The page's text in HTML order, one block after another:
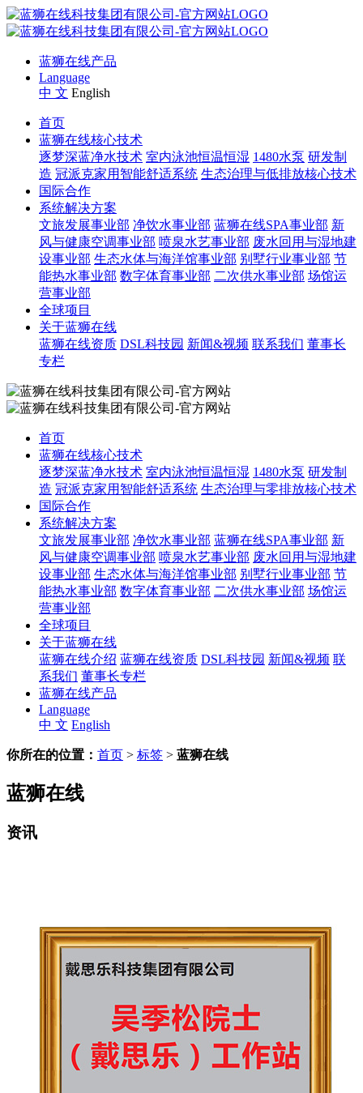
蓝狮在线产品
Language
中 文 English
首页
蓝狮在线核心技术
逐梦深蓝净水技术 室内泳池恒温恒湿 1480水泵 研发制
造 冠派克家用智能舒适系统 生态治理与低排放核心技术
国际合作
系统解决方案
文旅发展事业部 净饮水事业部 蓝狮在线SPA事业部 新
风与健康空调事业部 喷泉水艺事业部 废水回用与湿地建
设事业部 生态水体与海洋馆事业部 别墅行业事业部 节
能热水事业部 数字体育事业部 二次供水事业部 场馆运
营事业部
全球项目
关于蓝狮在线
蓝狮在线资质 DSL科技园 新闻&视频 联系我们 董事长
专栏
首页
蓝狮在线核心技术
逐梦深蓝净水技术 室内泳池恒温恒湿 1480水泵 研发制
造 冠派克家用智能舒适系统 生态治理与零排放核心技术
国际合作
系统解决方案
文旅发展事业部 净饮水事业部 蓝狮在线SPA事业部 新
风与健康空调事业部 喷泉水艺事业部 废水回用与湿地建
设事业部 生态水体与海洋馆事业部 别墅行业事业部 节
能热水事业部 数字体育事业部 二次供水事业部 场馆运
营事业部
全球项目
关于蓝狮在线
蓝狮在线介绍 蓝狮在线资质 DSL科技园 新闻&视频 联
系我们 董事长专栏
蓝狮在线产品
Language
中 文 English
你所在的位置： 首页 > 标签 > 蓝狮在线
蓝狮在线
资讯